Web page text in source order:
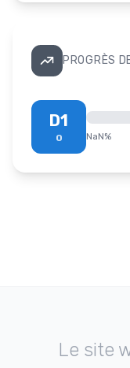
PROGRÈS
D1
0 NaN%
Le site